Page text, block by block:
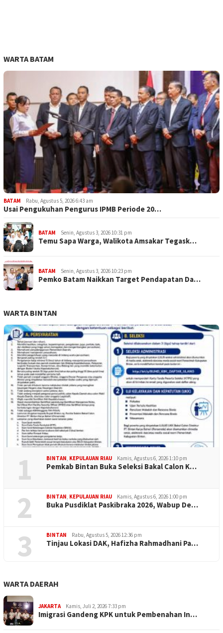
WARTA BATAM
BATAM Rabu, Agustus 5, 2026 6:43 am
Usai Pengukuhan Pengurus IPMB Periode 20…
BATAM Senin, Agustus 3, 2026 10:31 pm
Temu Sapa Warga, Walikota Amsakar Tegask…
BATAM Senin, Agustus 3, 2026 10:23 pm
Pemko Batam Naikkan Target Pendapatan Da…
WARTA BINTAN
1 BINTAN, KEPULAUAN RIAU Kamis, Agustus 6, 2026 1:10 pm
Pemkab Bintan Buka Seleksi Bakal Calon K…
2 BINTAN, KEPULAUAN RIAU Kamis, Agustus 6, 2026 1:00 pm
Buka Pusdiklat Paskibraka 2026, Wabup De…
3 BINTAN Rabu, Agustus 5, 2026 12:36 pm
Tinjau Lokasi DAK, Hafizha Rahmadhani Pa…
WARTA DAERAH
JAKARTA Kamis, Juli 2, 2026 7:33 pm
Imigrasi Gandeng KPK untuk Pembenahan In…